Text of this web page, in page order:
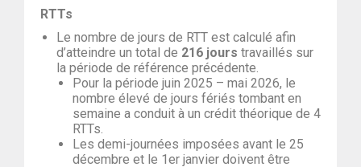
RTTs
Le nombre de jours de RTT est calculé afin
d’atteindre un total de 216 jours travaillés sur
la période de référence précédente.
Pour la période juin 2025 – mai 2026, le
nombre élevé de jours fériés tombant en
semaine a conduit à un crédit théorique de 4
RTTs.
Les demi-journées imposées avant le 25
décembre et le 1er janvier doivent être